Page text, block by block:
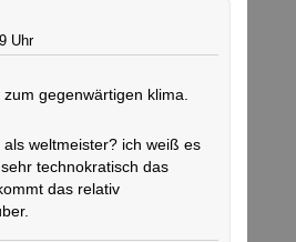
Uhr
gegenwärtigen klima.
weltmeister? ich weiß es
technokratisch das
das relativ